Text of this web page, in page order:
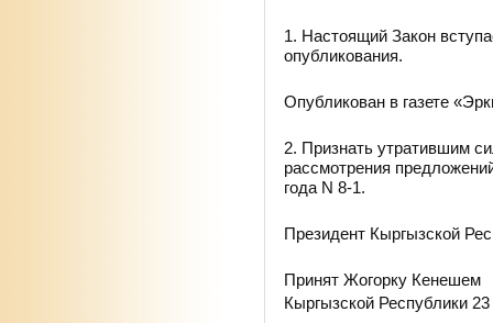
1. Настоящий Закон
опубликования.
Опубликован в газете
2. Признать утратившим
рассмотрения
года N 8-1.
Президент Кыргызской
Принят Жогорку Кенешем
Кыргызской Республики